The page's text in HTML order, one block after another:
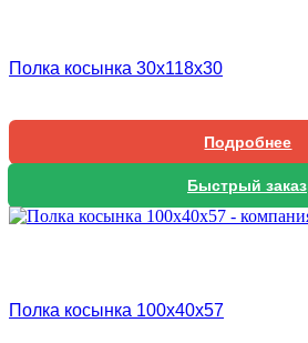
Полка косынка 30х118х30
Подробнее
Быстрый заказ
Полка косынка 100х40х57